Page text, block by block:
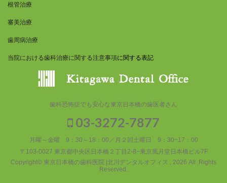
根管治療
審美治療
歯周病治療
当院における歯科治療に関する注意事項に関する表記
歯科恐怖症でも安心な東京日本橋の歯医者さん
03-3272-7877
月曜～金曜 9：30～18：00／月２回土曜日 9：30~17：00
〒103-0027 東京都中央区日本橋２丁目2-8−東京風月堂日本橋ビル7F
Copyright© 東京日本橋の歯科医院 |北川デンタルオフィス , 2026 All Rights
Reserved.